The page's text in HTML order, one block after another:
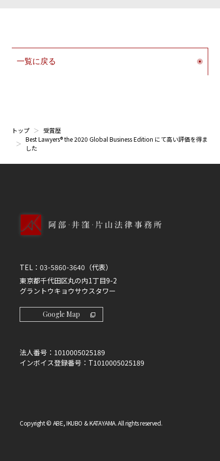
一覧に戻る
トップ
受賞歴
Best Lawyers® the 2020 Global Business Edition にて高い評価を得ま
した
TEL： 03-5860-3640 （代表）
東京都千代田区丸の内1丁目9-2
グラントウキョウサウスタワー
Google Map
法人番号： 1010005025189
インボイス登録番号： T1010005025189
Copyright © ABE, IKUBO & KATAYAMA. All rights reserved.